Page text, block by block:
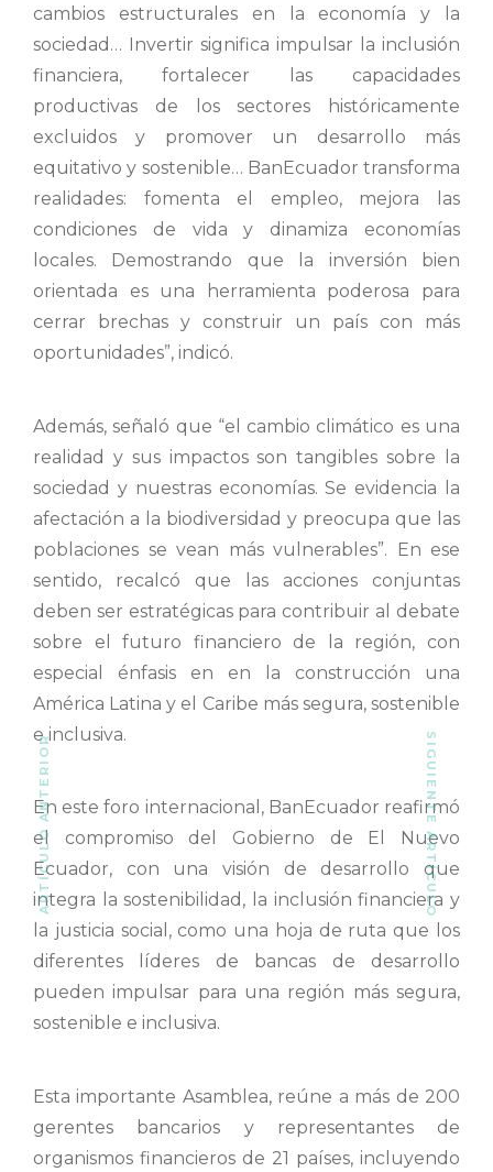
cambios estructurales en la economía y la
sociedad… Invertir significa impulsar la inclusión
financiera, fortalecer las capacidades
productivas de los sectores históricamente
excluidos y promover un desarrollo más
equitativo y sostenible… BanEcuador transforma
realidades: fomenta el empleo, mejora las
condiciones de vida y dinamiza economías
locales. Demostrando que la inversión bien
orientada es una herramienta poderosa para
cerrar brechas y construir un país con más
oportunidades”, indicó.
Además, señaló que “el cambio climático es una
realidad y sus impactos son tangibles sobre la
sociedad y nuestras economías. Se evidencia la
afectación a la biodiversidad y preocupa que las
poblaciones se vean más vulnerables”. En ese
sentido, recalcó que las acciones conjuntas
deben ser estratégicas para contribuir al debate
sobre el futuro financiero de la región, con
especial énfasis en en la construcción una
América Latina y el Caribe más segura, sostenible
e inclusiva.
En este foro internacional, BanEcuador reafirmó
el compromiso del Gobierno de El Nuevo
Ecuador, con una visión de desarrollo que
integra la sostenibilidad, la inclusión financiera y
la justicia social, como una hoja de ruta que los
diferentes líderes de bancas de desarrollo
pueden impulsar para una región más segura,
sostenible e inclusiva.
Esta importante Asamblea, reúne a más de 200
gerentes bancarios y representantes de
organismos financieros de 21 países, incluyendo
ARTÍCULO ANTERIOR SIGUIENTE ARTÍCULO